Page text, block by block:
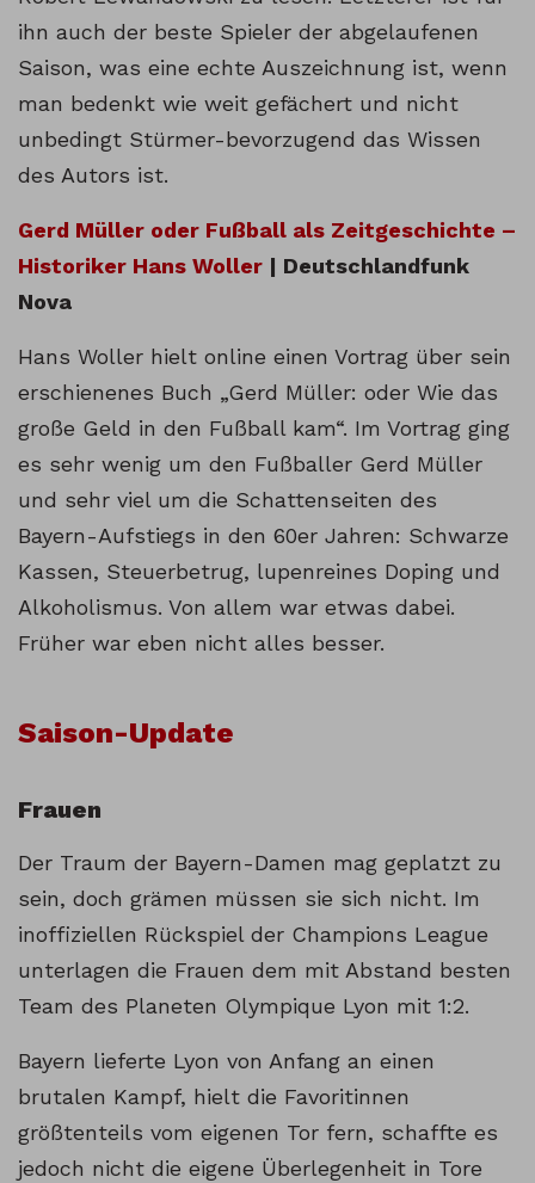
ihn auch der beste Spieler der abgelaufenen
Saison, was eine echte Auszeichnung ist, wenn
man bedenkt wie weit gefächert und nicht
unbedingt Stürmer-bevorzugend das Wissen
des Autors ist.
Gerd Müller oder Fußball als Zeitgeschichte –
Historiker Hans Woller | Deutschlandfunk
Nova
Hans Woller hielt online einen Vortrag über sein
erschienenes Buch „Gerd Müller: oder Wie das
große Geld in den Fußball kam“. Im Vortrag ging
es sehr wenig um den Fußballer Gerd Müller
und sehr viel um die Schattenseiten des
Bayern-Aufstiegs in den 60er Jahren: Schwarze
Kassen, Steuerbetrug, lupenreines Doping und
Alkoholismus. Von allem war etwas dabei.
Früher war eben nicht alles besser.
Saison-Update
Frauen
Der Traum der Bayern-Damen mag geplatzt zu
sein, doch grämen müssen sie sich nicht. Im
inoffiziellen Rückspiel der Champions League
unterlagen die Frauen dem mit Abstand besten
Team des Planeten Olympique Lyon mit 1:2.
Bayern lieferte Lyon von Anfang an einen
brutalen Kampf, hielt die Favoritinnen
größtenteils vom eigenen Tor fern, schaffte es
jedoch nicht die eigene Überlegenheit in Tore